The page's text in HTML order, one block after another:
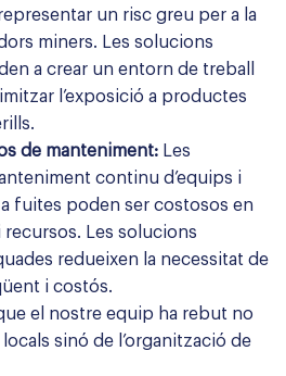
un risc greu per a la
miners. Les solucions
a crear un entorn de treball
l’exposició a productes
de manteniment: Les
continu d’equips i
fuites poden ser costosos en
Les solucions
redueixen la necessitat de
i costós.
el nostre equip ha rebut no
sinó de l’organització de